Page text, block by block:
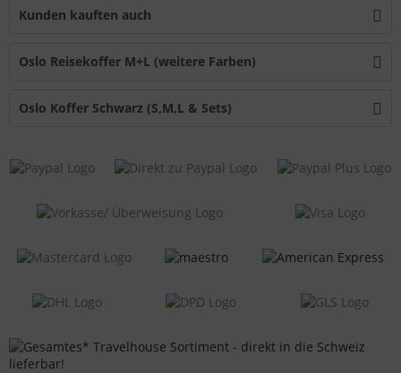
Kunden kauften auch
Oslo Reisekoffer M+L (weitere Farben)
Oslo Koffer Schwarz (S,M,L & Sets)